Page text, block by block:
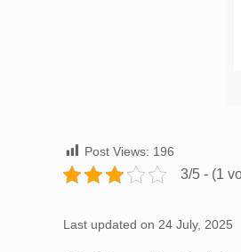
Post Views: 196
3/5 - (1
Last updated on 24 July, 2025